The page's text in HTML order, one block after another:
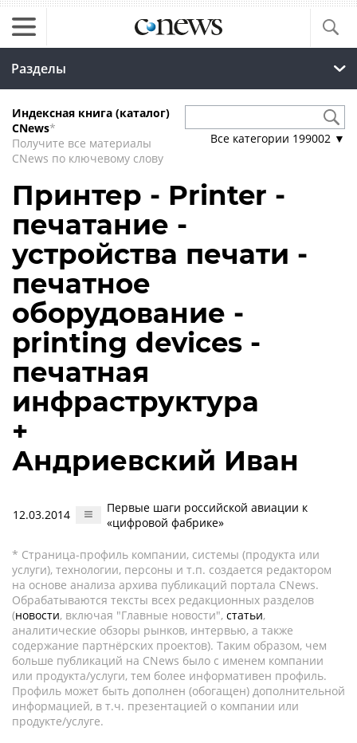
Разделы
Индексная книга (каталог)
CNews*
Получите все материалы
CNews по ключевому слову
Все категории 199002 ▼
Принтер - Printer -
печатание -
устройства печати -
печатное
оборудование -
printing devices -
печатная
инфраструктура
+
Андриевский Иван
12.03.2014
Первые шаги российской авиации к
«цифровой фабрике»
* Страница-профиль компании, системы (продукта или
услуги), технологии, персоны и т.п. создается редактором
на основе анализа архива публикаций портала CNews.
Обрабатываются тексты всех редакционных разделов
(новости, включая "Главные новости", статьи,
аналитические обзоры рынков, интервью, а также
содержание партнёрских проектов). Таким образом, чем
больше публикаций на CNews было с именем компании
или продукта/услуги, тем более информативен профиль.
Профиль может быть дополнен (обогащен) дополнительной
информацией, в т.ч. презентацией о компании или
продукте/услуге.